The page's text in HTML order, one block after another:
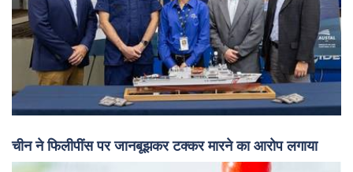
चीन ने फिलीपींस पर जानबूझकर टक्कर मारने का आरोप लगाया